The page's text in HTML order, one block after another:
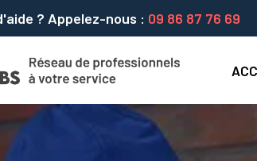
? Appelez-nous : 09 86 87 76 69